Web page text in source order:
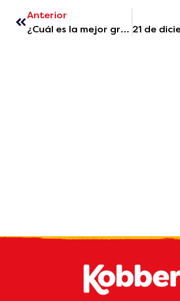
Anterior
¿Cuál es la mejor granola del mercado? Vea los resultados de la prueba de PROTESTE